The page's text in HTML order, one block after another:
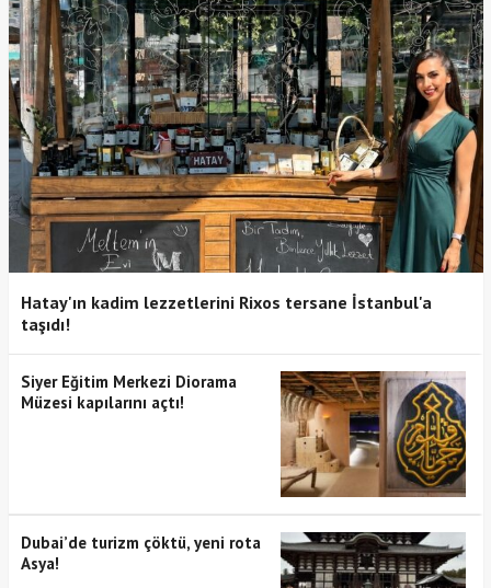
Hatay'ın kadim lezzetlerini Rixos tersane İstanbul'a
taşıdı!
Siyer Eğitim Merkezi Diorama
Müzesi kapılarını açtı!
Dubai’de turizm çöktü, yeni rota
Asya!